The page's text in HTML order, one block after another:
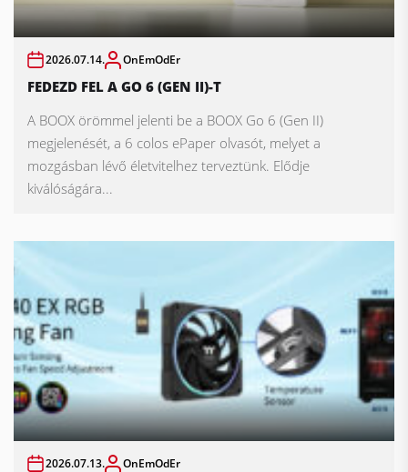
2026.07.14. OnEmOdEr
FEDEZD FEL A GO 6 (GEN II)-T
A BOOX örömmel jelenti be a BOOX Go 6 (Gen II)
megjelenését, a 6 colos ePaper olvasót, melyet a
mozgásban lévő életvitelhez terveztünk. Elődje
kiválóságára...
2026.07.13. OnEmOdEr